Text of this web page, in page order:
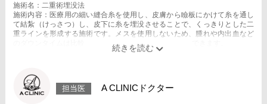
施術名：二重術埋没法
施術内容：医療用の細い縫合糸を使用し、皮膚から瞼板にかけて糸を通し
て結紮（けっさつ）し、皮下に糸を埋没させることで、くっきりとした二
重ラインを形成する施術です。メスを使用しないため、腫れや内出血など
のダウンタイムは比較的少なく、自然な仕上がりが期待できます。
で落ち着いていきますが、個人差があります。また、稀に細菌感染症、左
右差、重瞼ラインの消失・乱れ、縫合糸の露出、結膜腫脹などが生じるこ
担当医 A CLINICドクター